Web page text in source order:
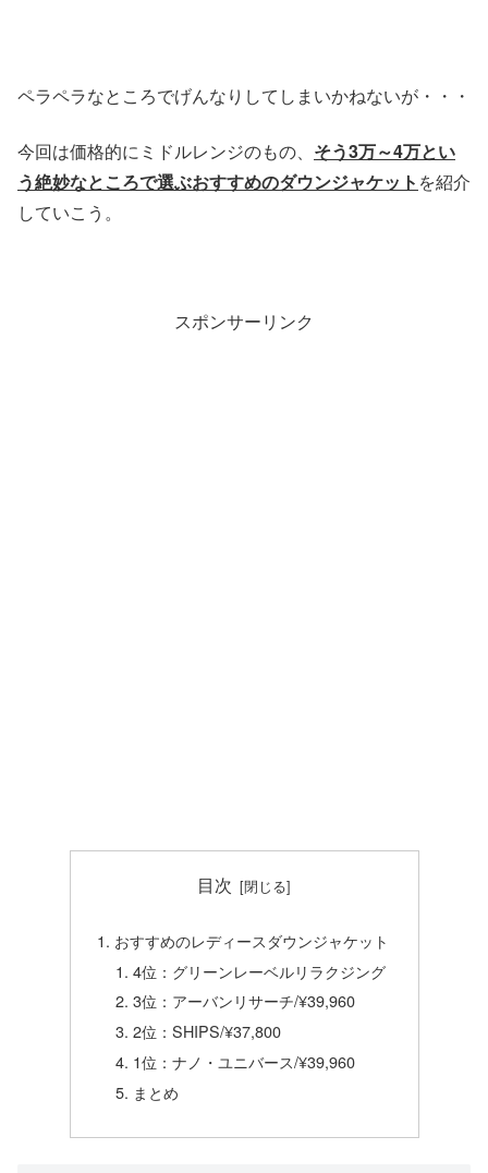
ペラペラなところでげんなりしてしまいかねないが・・・
今回は価格的にミドルレンジのもの、 そう3万～4万とい
う絶妙なところで選ぶおすすめのダウンジャケット を紹介
していこう。
スポンサーリンク
目次
おすすめのレディースダウンジャケット
4位：グリーンレーベルリラクジング
3位：アーバンリサーチ/¥39,960
2位：SHIPS/¥37,800
1位：ナノ・ユニバース/¥39,960
まとめ